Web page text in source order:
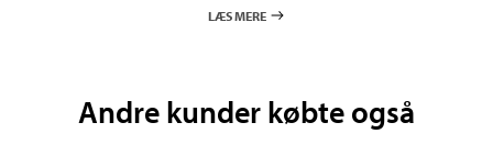
LÆS MERE
Andre kunder købte også